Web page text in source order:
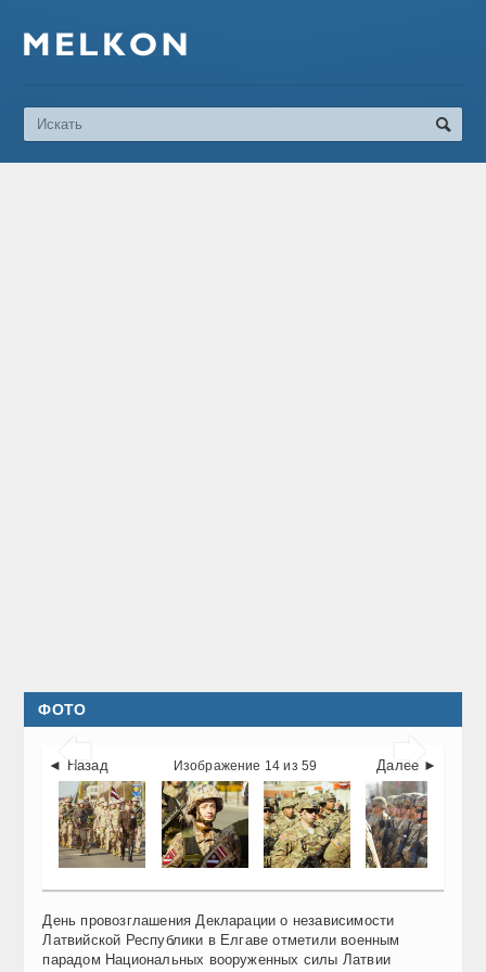
ФОТО
 
◄ Назад Далее ►
Изображение 14 из 59
День провозглашения Декларации о независимости
Латвийской Республики в Елгаве отметили военным
парадом Национальных вооруженных силы Латвии